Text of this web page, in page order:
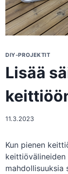
DIY-PROJEKTIT
Lisää
11.3.2023
Kun pienen
keittiövälineiden
mahdollisuuksia